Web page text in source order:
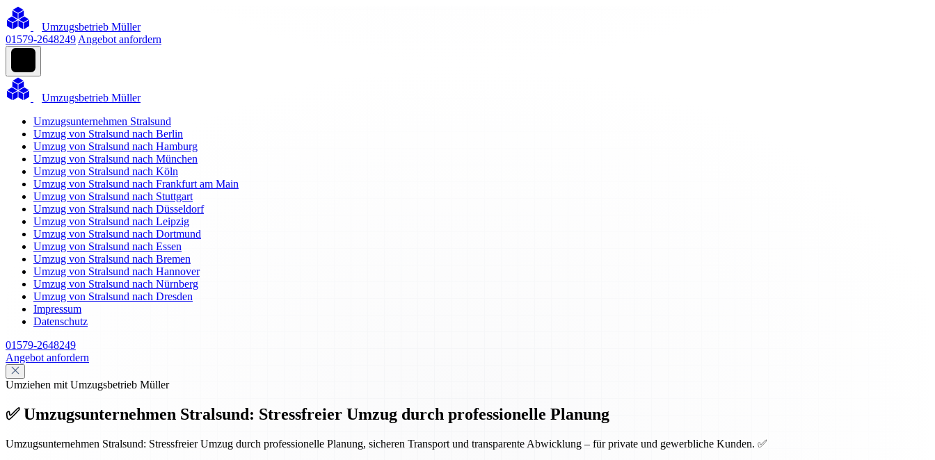
Umzugsbetrieb Müller
01579-2648249 Angebot anfordern
Umzugsbetrieb Müller
Umzugsunternehmen Stralsund
Umzug von Stralsund nach Berlin
Umzug von Stralsund nach Hamburg
Umzug von Stralsund nach München
Umzug von Stralsund nach Köln
Umzug von Stralsund nach Frankfurt am Main
Umzug von Stralsund nach Stuttgart
Umzug von Stralsund nach Düsseldorf
Umzug von Stralsund nach Leipzig
Umzug von Stralsund nach Dortmund
Umzug von Stralsund nach Essen
Umzug von Stralsund nach Bremen
Umzug von Stralsund nach Hannover
Umzug von Stralsund nach Nürnberg
Umzug von Stralsund nach Dresden
Impressum
Datenschutz
01579-2648249
Angebot anfordern
Umziehen mit Umzugsbetrieb Müller
✅ Umzugsunternehmen Stralsund: Stressfreier Umzug durch professionelle Planung
Umzugsunternehmen Stralsund: Stressfreier Umzug durch professionelle Planung, sicheren Transport und transparente Abwicklung – für private und gewerbliche Kunden. ✅